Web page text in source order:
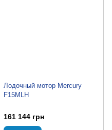
Лодочный мотор Mercury
F15MLH
161 144 грн